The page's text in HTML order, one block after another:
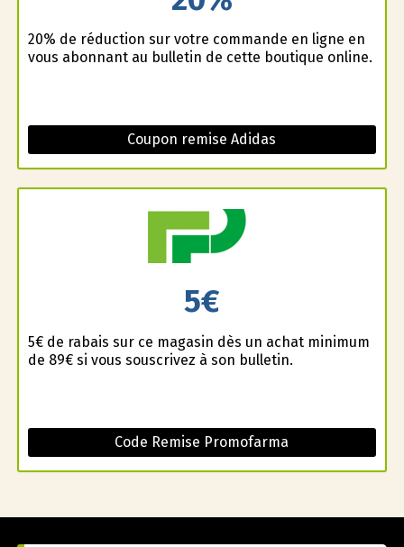
20% de réduction sur votre commande en ligne en
vous abonnant au bulletin de cette boutique online.
Coupon remise Adidas
5€
5€ de rabais sur ce magasin dès un achat minimum
de 89€ si vous souscrivez à son bulletin.
Code Remise Promofarma